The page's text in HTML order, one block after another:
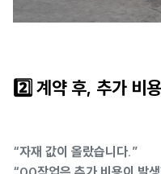
2️⃣ 계약 후, 추가 비
“자재 값이 올랐습니다.”